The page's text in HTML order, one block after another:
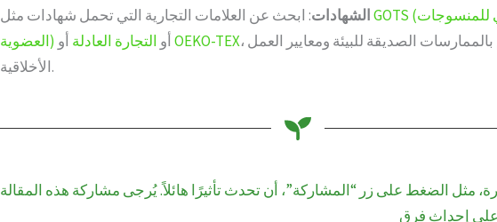
الشهاداتGOTS (المعيار العالمي للمنسوجات
العضوية)
أو التجارة العادلة OEKO-TEX، حيث تضمن الالتزام بالممارسات الصديقة للبيئة ومعايير العمل
الأخلاقية.
مثل الضغط على زر “المشاركة”، أن تحدث تأثيرًا هائلاً. يُرجى مشاركة هذه المقالة